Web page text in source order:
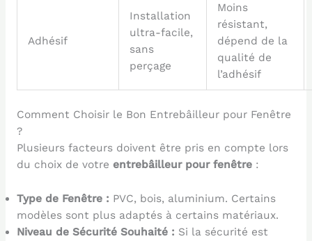
Adhésif
Installation
ultra-facile,
sans
perçage
Moins
résistant,
dépend de la
qualité de
l’adhésif
Comment Choisir le Bon Entrebâilleur pour Fenêtre
?
Plusieurs facteurs doivent être pris en compte lors
du choix de votre entrebâilleur pour fenêtre:
Type de Fenêtre : PVC, bois, aluminium. Certains
modèles sont plus adaptés à certains matériaux.
Niveau de Sécurité Souhaité : Si la sécurité est